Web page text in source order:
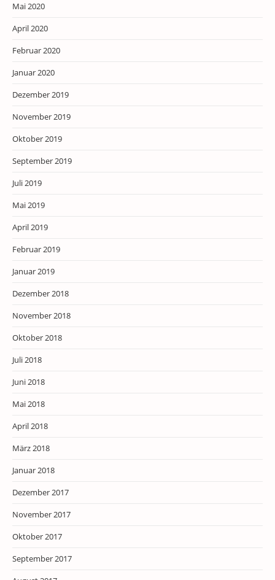
Mai 2020
April 2020
Februar 2020
Januar 2020
Dezember 2019
November 2019
Oktober 2019
September 2019
Juli 2019
Mai 2019
April 2019
Februar 2019
Januar 2019
Dezember 2018
November 2018
Oktober 2018
Juli 2018
Juni 2018
Mai 2018
April 2018
März 2018
Januar 2018
Dezember 2017
November 2017
Oktober 2017
September 2017